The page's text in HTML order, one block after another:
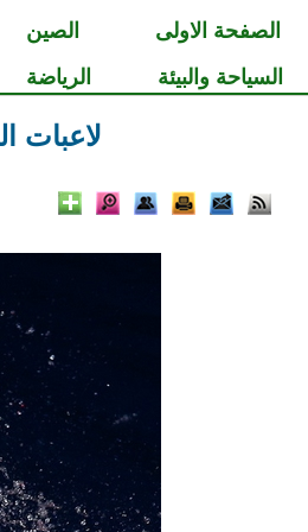
الصفحة الاولى
الصين
السياحة والبيئة
الرياضة
لاعبات